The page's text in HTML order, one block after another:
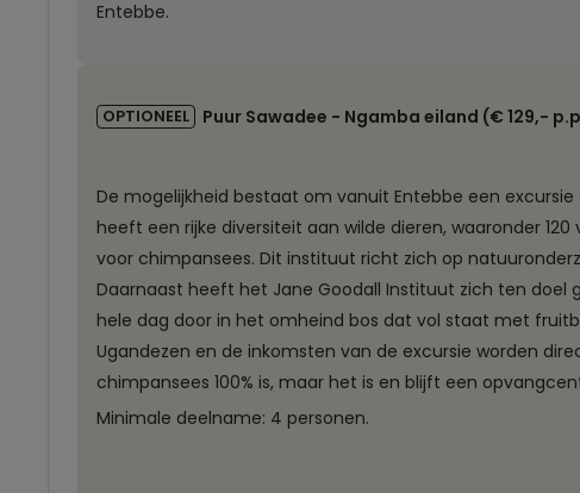
Entebbe.
OPTIONEEL Puur Sawadee - Ngamba eiland (€ 129,-
De mogelijkheid bestaat om vanuit Entebbe een
heeft een rijke diversiteit aan wilde dieren, waaronder
voor chimpansees. Dit instituut richt zich op
Daarnaast heeft het Jane Goodall Instituut zich ten doel
hele dag door in het omheind bos dat vol staat met
Ugandezen en de inkomsten van de excursie worden
chimpansees 100% is, maar het is en blijft een
Minimale deelname: 4 personen.